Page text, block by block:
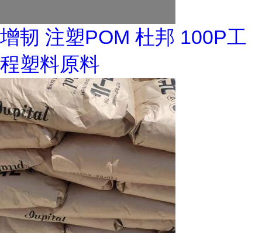
增韧 注塑POM 杜邦 100P工
程塑料原料